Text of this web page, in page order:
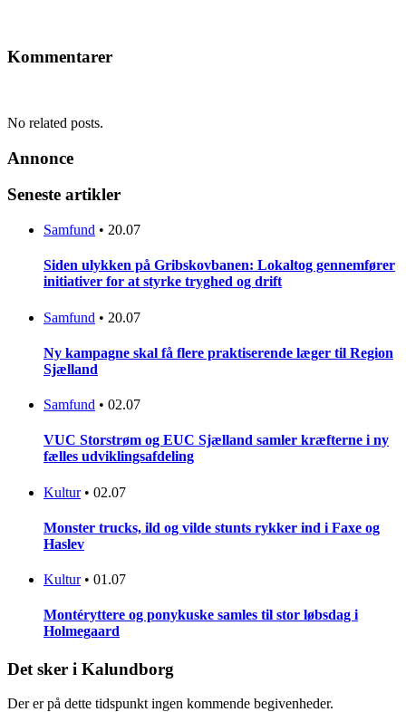
Kommentarer
No related posts.
Annonce
Seneste artikler
Samfund • 20.07
Siden ulykken på Gribskovbanen: Lokaltog gennemfører
initiativer for at styrke tryghed og drift
Samfund • 20.07
Ny kampagne skal få flere praktiserende læger til Region
Sjælland
Samfund • 02.07
VUC Storstrøm og EUC Sjælland samler kræfterne i ny
fælles udviklingsafdeling
Kultur • 02.07
Monster trucks, ild og vilde stunts rykker ind i Faxe og
Haslev
Kultur • 01.07
Montéryttere og ponykuske samles til stor løbsdag i
Holmegaard
Det sker i Kalundborg
Der er på dette tidspunkt ingen kommende begivenheder.